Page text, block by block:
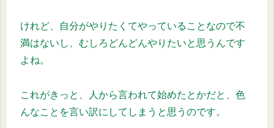
けれど、自分がやりたくてやっていることなので不
満はないし、むしろどんどんやりたいと思うんです
よね。
これがきっと、人から言われて始めたとかだと、色
んなことを言い訳にしてしまうと思うのです。